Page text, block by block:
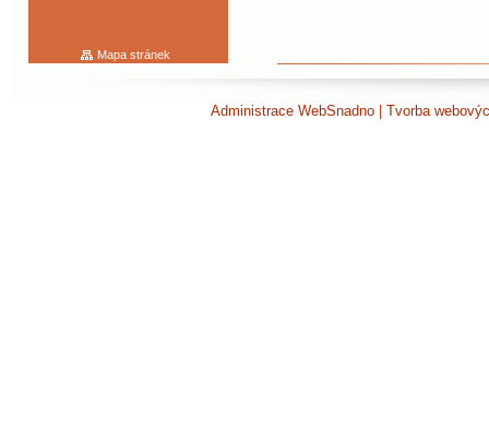
Mapa stránek
Administrace WebSnadno Tvorba